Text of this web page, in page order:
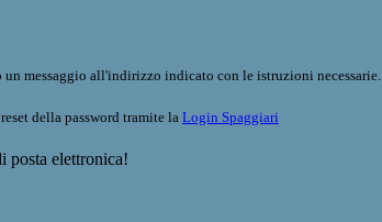
un messaggio all'indirizzo indicato con le istruzioni necessarie.
della password tramite la Login Spaggiari
posta elettronica!